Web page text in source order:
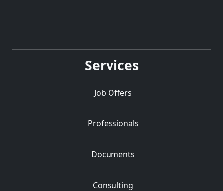
Services
Job Offers
Professionals
Documents
Consulting